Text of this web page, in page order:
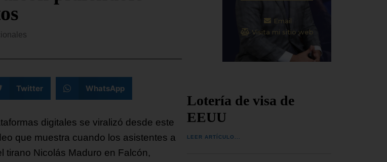
Twitter WhatsApp
digitales se viralizó desde este
que muestra cuando los asistentes a
tirano Nicolás Maduro en Falcón,
Email
Visita mi sitio web
Lotería de visa de
EEUU
LEER ARTÍCULO...